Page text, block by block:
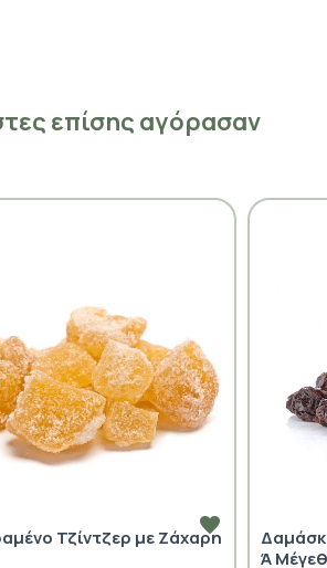
επίσης αγόρασαν
Τζίντζερ με Ζάχαρη
Ά